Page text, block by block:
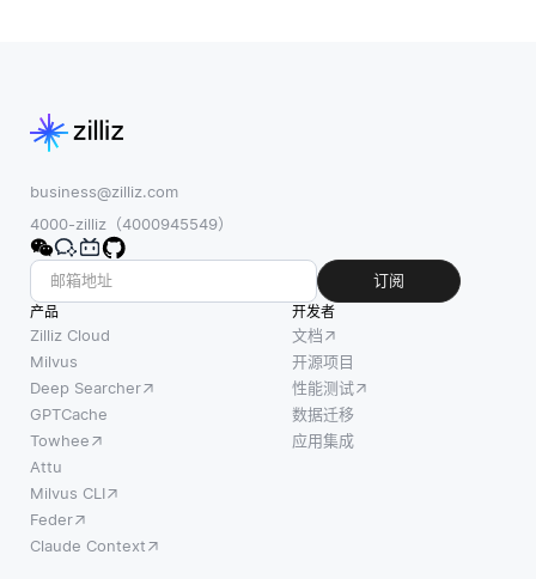
business@zilliz.com
4000-zilliz（4000945549）
订阅
产品
Zilliz Cloud
Milvus
Deep Searcher
GPTCache
Towhee
Attu
Milvus CLI
Feder
Claude Context
开发者
文档
开源项目
性能测试
数据迁移
应用集成